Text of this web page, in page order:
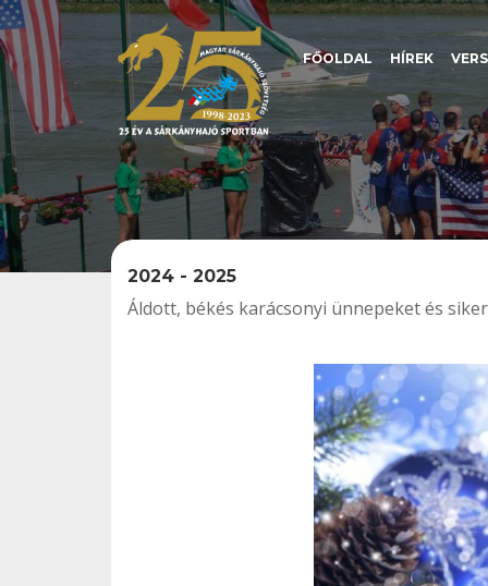
FŐOLDAL HÍREK
2024 - 2025
Áldott, békés karácsonyi ünnepeket és